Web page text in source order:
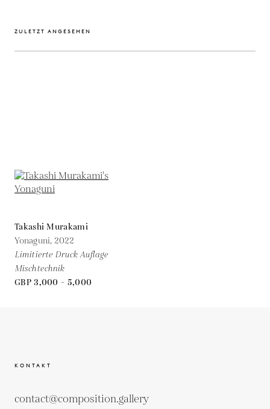
ZULETZT ANGESEHEN
Takashi Murakami
Yonaguni, 2022
Limitierte Druck Auflage
Mischtechnik
GBP 3,000 - 5,000
KONTAKT
contact@composition.gallery